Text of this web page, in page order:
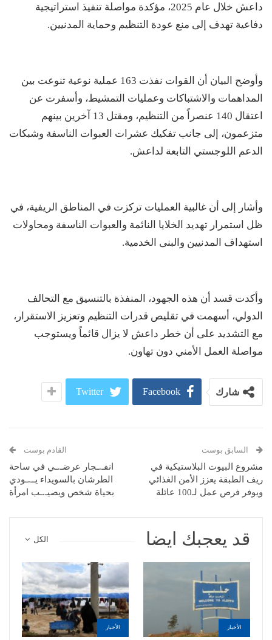
داعش خلال عام 2025، مؤكدة مواصلة تنفيذ استراتيجية
دفاعية تهدف إلى منع عودة التنظيم وحماية المدنيين.
وأوضح البيان أن القوات نفذت 163 عملية نوعية تنوعت بين
المداهمات والاشتباكات وعمليات التمشيط، وأسفرت عن
اعتقال 140 عنصراً من التنظيم، ومقتل 13 آخرين بينهم
متزعمون، إلى جانب تفكيك عشرات العبوات الناسفة وشبكات
الدعم اللوجستي التابعة لداعش.
وأشار إلى أن غالبية العمليات تركزت في المناطق الريفية، في
ظل استمرار تهديد الخلايا النائمة والعبوات الناسفة ومحاولات
استهداف المدنيين والبنى الخدمية.
وأكدت قسد أن هذه الجهود، المنفذة بالتنسيق مع التحالف
الدولي، أسهمت في تقليص قدرات التنظيم وتعزيز الاستقرار،
مع التشديد على أن خطر داعش لا يزال قائماً ويستوجب
مواصلة العمل الأمني دون تهاون.
شارك Facebook
Twitter
السابق بوست
مشروع البيوت البلاستيكية في
ريف الطبقة يعزز الأمن الغذائي
ويوفر فرص عمل لـ100 عائلة
القادم بوست
انفـ.ـجار عرضـ.ـي في ساحة
الطرشان بالسويداء يــ.ـودي
بحياة شخص ويصيـ.ـب امرأة
الكل قد يعجبك ايضا
الأخبار الأخبار